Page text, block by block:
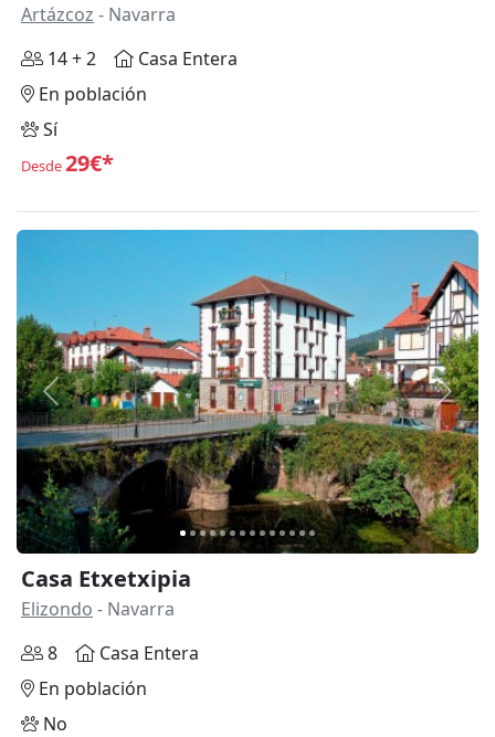
Artázcoz - Navarra
14 + 2
Casa Entera
En población
Sí
Desde29€*
Anterior
Casa Etxetxipia
Elizondo - Navarra
8
Casa Entera
En población
No